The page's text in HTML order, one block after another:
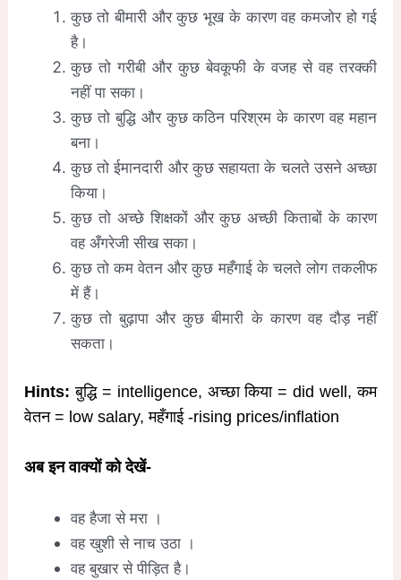
कुछ तो बीमारी और कुछ भूख के कारण वह कमजोर हो गई
है।
कुछ तो गरीबी और कुछ बेवकूफी के वजह से वह तरक्की
नहीं पा सका।
कुछ तो बुद्धि और कुछ कठिन परिश्रम के कारण वह महान
बना।
कुछ तो ईमानदारी और कुछ सहायता के चलते उसने अच्छा
किया।
कुछ तो अच्छे शिक्षकों और कुछ अच्छी किताबों के कारण
वह अँगरेजी सीख सका।
कुछ तो कम वेतन और कुछ महँगाई के चलते लोग तकलीफ
में हैं।
कुछ तो बुढ़ापा और कुछ बीमारी के कारण वह दौड़ नहीं
सकता।
Hints: बुद्धि = intelligence, अच्छा किया = did well, कम
वेतन = low salary, महँगाई -rising prices/inflation
अब इन वाक्यों को देखें-
वह हैजा से मरा ।
वह खुशी से नाच उठा ।
वह बुखार से पीड़ित है।